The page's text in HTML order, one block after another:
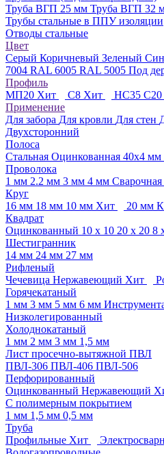
Труба ВГП 25 мм Труба ВГП 32
Трубы стальные в ППУ изоляции
Отводы стальные
Цвет
Серый Коричневый Зеленый
7004 RAL 6005 RAL 5005 Под
Профиль
МП20 Хит С8 Хит НС35 С20
Применение
Для забора Для кровли Для стен
Двухсторонний
Полоса
Стальная Оцинкованная 40х4 мм
Проволока
1 мм 2.2 мм 3 мм 4 мм Сварочная
Круг
16 мм 18 мм 10 мм Хит 20 мм
Квадрат
Оцинкованный 10 х 10 20 х 20 8
Шестигранник
14 мм 24 мм 27 мм
Рифленый
Чечевица Нержавеющий Хит
Горячекатаный
1 мм 3 мм 5 мм 6 мм
Низколегированный
Холоднокатаный
1 мм 2 мм 3 мм 1,5 мм
Лист просечно-вытяжной ПВЛ
ПВЛ-306 ПВЛ-406 ПВЛ-506
Перфорированный
Оцинкованный Нержавеющий
C полимерным покрытием
1 мм 1,5 мм 0,5 мм
Труба
Профильные Хит